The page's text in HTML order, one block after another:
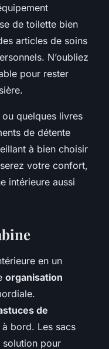
de toilette bien
articles de soins
N’oubliez
pour rester
quelques livres
de détente
à bien choisir
votre confort,
intérieure aussi
en un
organisation
de
bord. Les sacs
solution pour